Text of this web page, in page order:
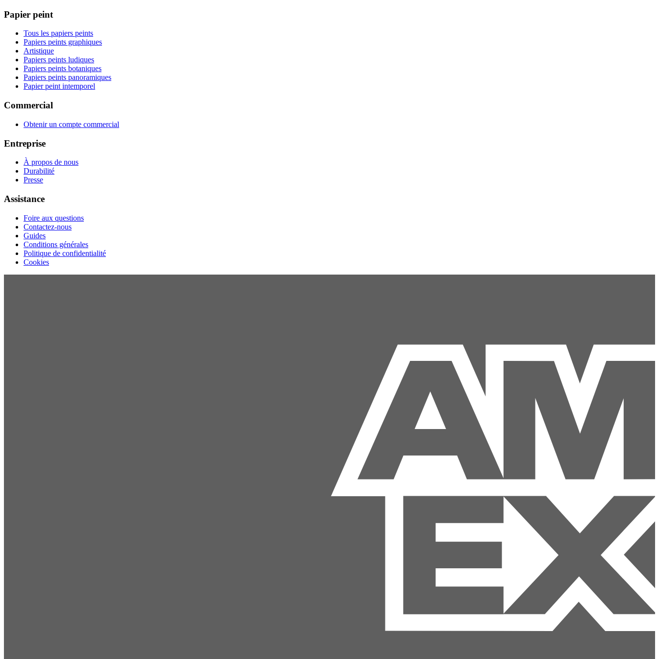
Papier peint
Tous les papiers peints
Papiers peints graphiques
Artistique
Papiers peints ludiques
Papiers peints botaniques
Papiers peints panoramiques
Papier peint intemporel
Commercial
Obtenir un compte commercial
Entreprise
À propos de nous
Durabilité
Presse
Assistance
Foire aux questions
Contactez-nous
Guides
Conditions générales
Politique de confidentialité
Cookies